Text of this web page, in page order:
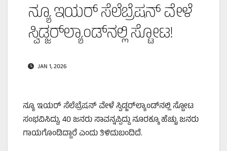
ನ್ಯೂ ಇಯರ್‌ ಸೆಲೆಬ್ರೆಷನ್‌ ವೇಳೆ
ಸ್ವಿಡ್ಜರ್‌ಲ್ಯಾಂಡ್‌ನಲ್ಲಿ ಸ್ಟೋಟ!
JAN 1, 2026
ನ್ಯೂ ಇಯರ್‌ ಸೆಲೆಬ್ರೆಷನ್‌ ವೇಳೆ ಸ್ವಿಡ್ಜರ್‌ಲ್ಯಾಂಡ್‌ನಲ್ಲಿ ಸ್ಟೋಟ
ಸಂಭವಿಸಿದ್ದು, 40 ಜನರು ಸಾವನ್ನಪ್ಪಿದ್ದು ನೂರಕ್ಕೂ ಹೆಚ್ಚು ಜನರು
ಗಾಯಗೊಂಡಿದ್ದಾರೆ ಎಂದು ತಿಳಿದುಬಂದಿದೆ.